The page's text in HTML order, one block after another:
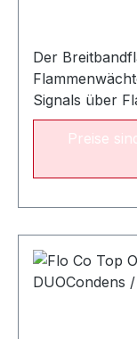
Der
Flammenwächter,
Signals über
der anstehenden Flamme erfolgt. Der Wächter
prüft somit nicht nur,
wie beim
Flammenbildes.
Preise